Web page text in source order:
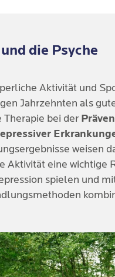
die Psyche
Aktivität und
Jahrzehnten als
bei der
weisen
Aktivität eine wichtige
spielen und